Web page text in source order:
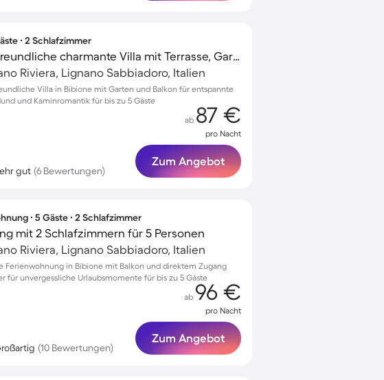
∙ 2 Schlafzimmer
Kinderfreundliche charmante Villa mit Terrasse, Garten und Grill | Strand in der Nähe | Hunde erlaubt
Riviera, Lignano Sabbiadoro, Italien
Villa in Bibione mit Garten und Balkon für entspannte
und Kaminromantik für bis zu 5 Gäste
gut (6 Bewertungen)
ab 87 €
pro Nacht
Zum Angebot
∙ 5 Gäste ∙ 2 Schlafzimmer
mit 2 Schlafzimmern für 5 Personen
Riviera, Lignano Sabbiadoro, Italien
Ferienwohnung in Bibione mit Balkon und direktem Zugang
für unvergessliche Urlaubsmomente für bis zu 5 Gäste
(10 Bewertungen)
ab 96 €
pro Nacht
Zum Angebot